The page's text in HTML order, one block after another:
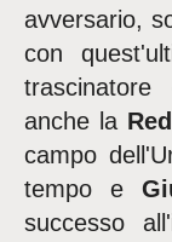
avversario,
con
anche la
campo
tempo e
successo